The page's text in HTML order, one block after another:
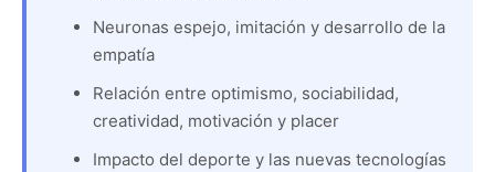
Neuronas espejo, imitación y desarrollo de la
empatía
Relación entre optimismo, sociabilidad,
creatividad, motivación y placer
Impacto del deporte y las nuevas tecnologías